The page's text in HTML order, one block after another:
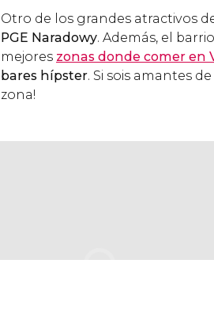
Otro de los grandes atractivos
PGE Naradowy. Además, el
mejores zonas donde comer en
bares hípster. Si sois amantes
zona!